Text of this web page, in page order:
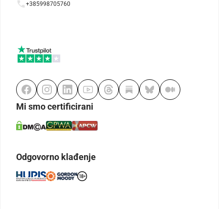
+385998705760
Mi smo certificirani
Odgovorno klađenje